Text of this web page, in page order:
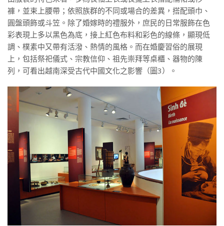
褲，並束上腰帶；依照族群的不同或場合的差異，搭配頭巾、
圓盤頭飾或斗笠。除了婚嫁時的禮服外，庶民的日常服飾在色
彩表現上多以黑色為底，接上紅色布料和彩色的線條，顯現低
調、樸素中又帶有活潑、熱情的風格。而在婚慶習俗的展現
上，包括祭祀儀式、宗教信仰、祖先崇拜等桌櫃、器物的陳
列，可看出越南深受古代中國文化之影響（圖3）。